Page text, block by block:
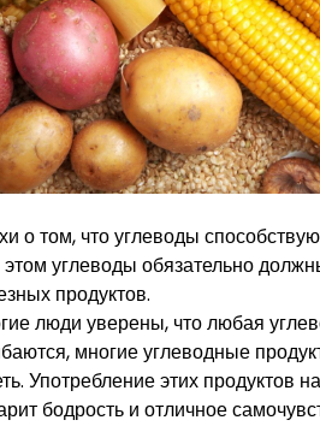
о том, что углеводы
углеводы обязательно
продуктов.
люди уверены, что любая
многие углеводные
Употребление этих продуктов
бодрость и отличное